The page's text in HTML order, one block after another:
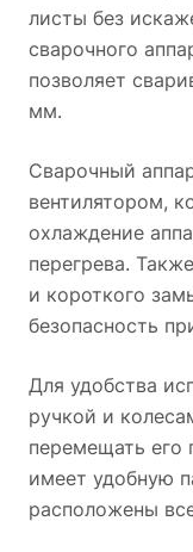
листы без
сварочного
позволяет
мм.
Сварочный
вентилятором,
охлаждение
перегрева.
и короткого
безопасность
Для удобства
ручкой и
перемещать его
имеет удобную
расположены